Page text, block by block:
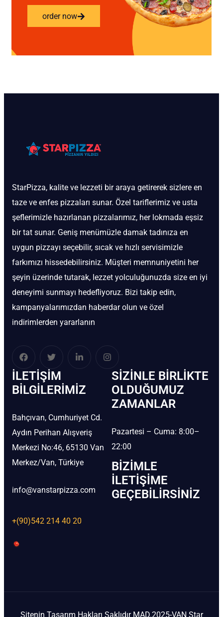
order now
StarPizza, kalite ve lezzeti bir araya getirerek sizlere en
taze ve enfes pizzaları sunar. Özel tariflerimiz ve usta
şeflerimizle hazırlanan pizzalarımız, her lokmada eşsiz
bir tat sunar. Geniş menümüzle damak tadınıza en
uygun pizzayı seçebilir, sıcak ve hızlı servisimizle
farkımızı hissedebilirsiniz. Müşteri memnuniyetini her
şeyin üzerinde tutarak, lezzet yolculuğunuzda size en iyi
deneyimi sunmayı hedefliyoruz. Bizi takip edin,
kampanyalarımızdan haberdar olun ve özel
indirimlerden yararlanın
İLETIŞIM
BİLGILERIMIZ
Bahçıvan, Cumhuriyet Cd.
Aydın Perihan Alışveriş
Merkezi No:46, 65130 Van
Merkez/Van, Türkiye
info@vanstarpizza.com
+(90)542 214 40 20
SIZINLE BIRLIKTE
OLDUĞUMUZ
ZAMANLAR
Pazartesi – Cuma: 8:00–
22:00
BIZIMLE
İLETIŞIME
GEÇEBILIRSINIZ
Sitenin Tasarım Hakları Saklıdır MAD.2025-VAN Star